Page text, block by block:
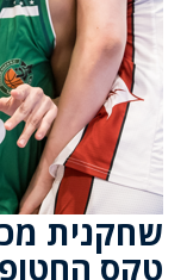
שחקנית
טקס